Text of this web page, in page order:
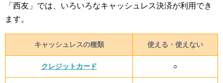
「西友」では、いろいろなキャッシュレス決済が利用でき
ます。
キャッシュレスの種類 使える・使えない
クレジットカード ○